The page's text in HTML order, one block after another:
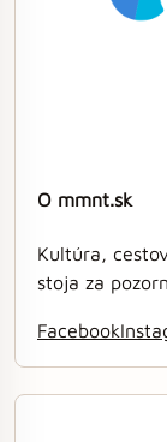
O mmnt.sk
Kultúra,
stoja za
Facebook